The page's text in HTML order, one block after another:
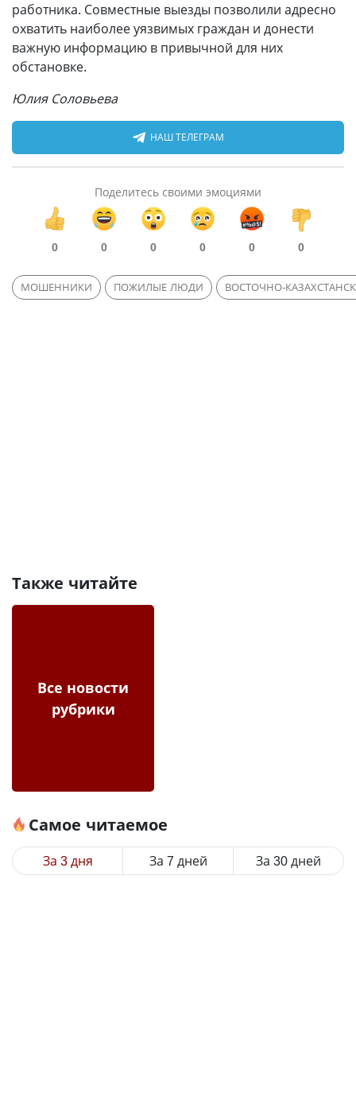
работника. Совместные выезды позволили адресно
охватить наиболее уязвимых граждан и донести
важную информацию в привычной для них
обстановке.
Юлия Соловьева
НАШ ТЕЛЕГРАМ
Поделитесь своими эмоциями
0 0 0 0 0 0
МОШЕННИКИ ПОЖИЛЫЕ ЛЮДИ ВОСТОЧНО-
Также читайте
Все новости
рубрики
Самое читаемое
За 3 дня За 7 дней За 30 дней